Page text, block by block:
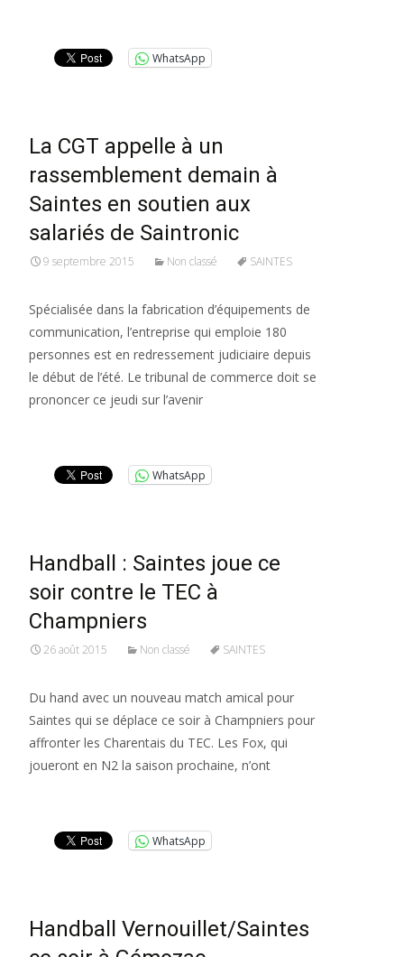
WhatsApp
La CGT appelle à un
rassemblement demain à
Saintes en soutien aux
salariés de Saintronic
9 septembre 2015 Non classé SAINTES
Spécialisée dans la fabrication d’équipements de
communication, l’entreprise qui emploie 180
personnes est en redressement judiciaire depuis
le début de l’été. Le tribunal de commerce doit se
prononcer ce jeudi sur l’avenir
WhatsApp
Handball : Saintes joue ce
soir contre le TEC à
Champniers
26 août 2015 Non classé SAINTES
Du hand avec un nouveau match amical pour
Saintes qui se déplace ce soir à Champniers pour
affronter les Charentais du TEC. Les Fox, qui
joueront en N2 la saison prochaine, n’ont
WhatsApp
Handball Vernouillet/Saintes